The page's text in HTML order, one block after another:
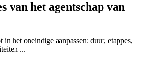
van het agentschap van
in het oneindige aanpassen: duur, etappes,
...